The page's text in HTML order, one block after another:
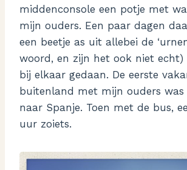
middenconsole een potje met
mijn ouders. Een paar dagen
een beetje as uit allebei de
woord, en zijn het ook niet echt)
bij elkaar gedaan. De eerste
buitenland met mijn ouders
naar Spanje. Toen met de bus,
uur zoiets.